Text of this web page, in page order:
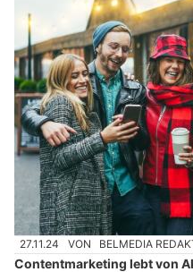
27.11.24 VON BELMEDIA
Contentmarketing lebt von